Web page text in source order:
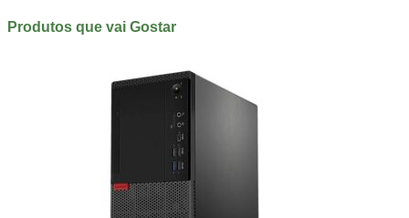
Produtos que vai Gostar